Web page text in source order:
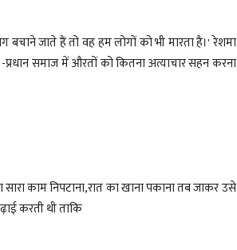
जाते हैं तो वह हम लोगों को भी मारता है।' रेशमा
समाज में औरतों को कितना अत्याचार सहन करना
काम निपटाना,रात का खाना पकाना तब जाकर उसे
करती थी ताकि